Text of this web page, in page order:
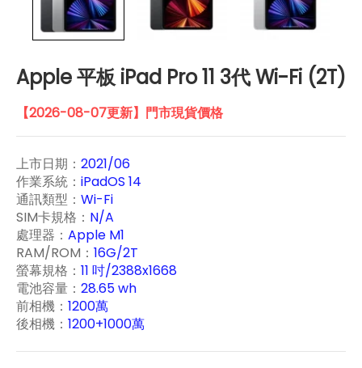
Apple 平板 iPad Pro 11 3代 Wi-Fi (2T)
【2026-08-07更新】門市現貨價格
上市日期： 2021/06
作業系統： iPadOS 14
通訊類型： Wi-Fi
SIM卡規格： N/A
處理器： Apple M1
RAM/ROM： 16G/2T
螢幕規格： 11 吋/2388x1668
電池容量： 28.65 wh
前相機： 1200萬
後相機： 1200+1000萬